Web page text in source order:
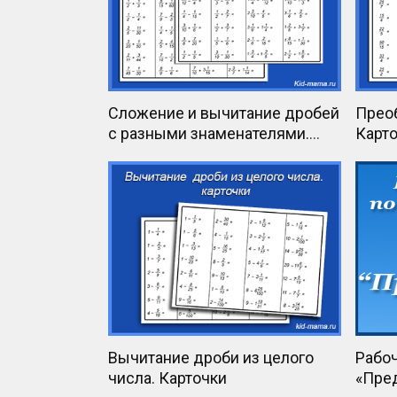
Сложение и вычитание дробей
с разными знаменателями.
Вычитание дроби из целого
числа. Карточки